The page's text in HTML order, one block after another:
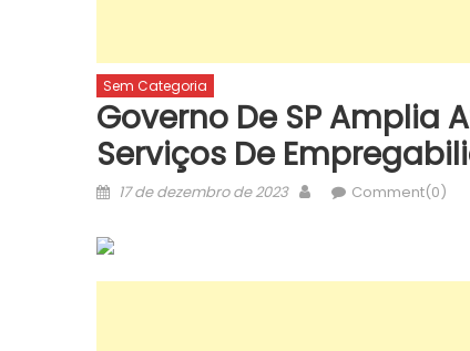
Sem Categoria
Governo De SP Amplia
Serviços De
Posted
17 de dezembro de 2023 AuthorComment(0)